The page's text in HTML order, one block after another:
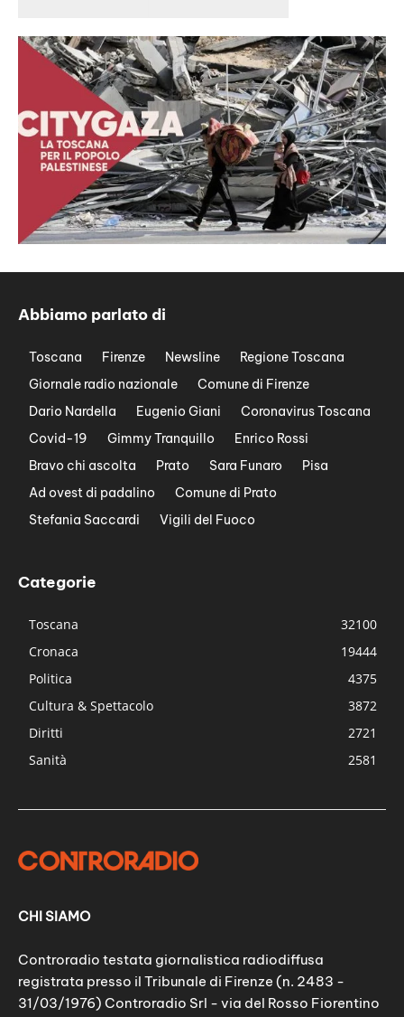
Abbiamo parlato di
Toscana Firenze Newsline
Regione Toscana
Giornale radio nazionale
Comune di Firenze
Dario Nardella
Eugenio Giani
Coronavirus Toscana
Covid-19
Gimmy Tranquillo
Enrico Rossi
Bravo chi ascolta
Prato Sara Funaro
Pisa
Ad ovest di padalino
Comune di Prato
Stefania Saccardi
Vigili del Fuoco
Categorie
Toscana
32100
Cronaca
19444
Politica
4375
Cultura & Spettacolo
3872
Diritti
2721
Sanità
2581
CHI SIAMO
Controradio testata giornalistica radiodiffusa
registrata presso il Tribunale di Firenze (n. 2483 -
31/03/1976) Controradio Srl - via del Rosso Fiorentino